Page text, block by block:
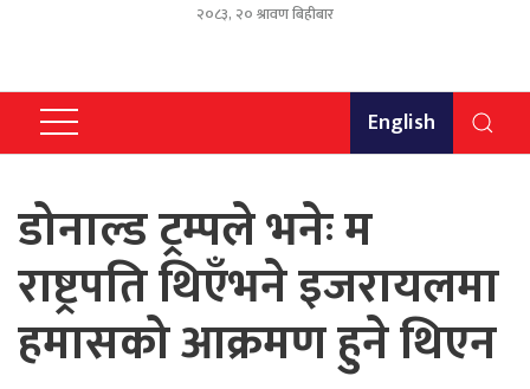
२०८३, २० श्रावण बिहीबार
English
डोनाल्ड ट्रम्पले भनेः म
राष्ट्रपति थिएँभने इजरायलमा
हमासको आक्रमण हुने थिएन